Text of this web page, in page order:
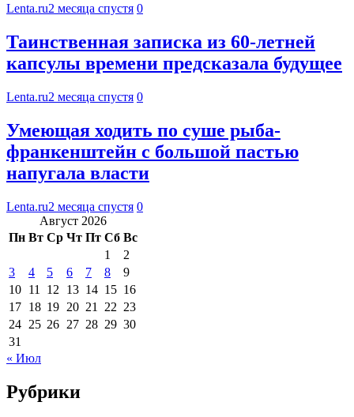
Lenta.ru2 месяца спустя 0
Таинственная записка из 60-летней
капсулы времени предсказала будущее
Lenta.ru2 месяца спустя 0
Умеющая ходить по суше рыба-
франкенштейн с большой пастью
напугала власти
Lenta.ru2 месяца спустя 0
Август 2026
Пн Вт Ср Чт Пт Сб Вс
1
2
3
4 5 6 7 8
9
10 11 12 13 14 15 16
17 18 19 20 21 22 23
24 25 26 27 28 29 30
31
« Июл
Рубрики